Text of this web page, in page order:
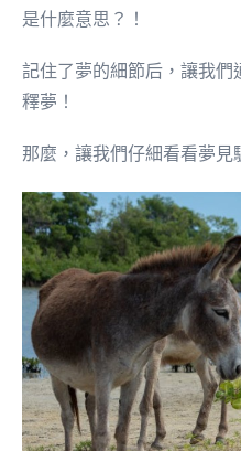
是什麼意思？！
記住了夢的細節后，讓我
釋夢！
那麼，讓我們仔細看看夢見